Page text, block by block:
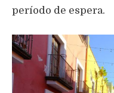
período de espera.